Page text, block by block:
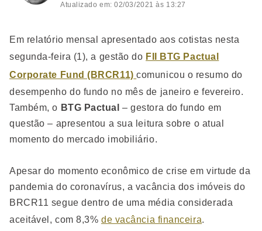
Atualizado em: 02/03/2021 às 13:27
Em relatório mensal apresentado aos cotistas nesta
segunda-feira (1), a gestão do FII BTG Pactual
Corporate Fund (BRCR11) comunicou o resumo do
desempenho do fundo no mês de janeiro e fevereiro.
Também, o BTG Pactual– gestora do fundo em
questão – apresentou a sua leitura sobre o atual
momento do mercado imobiliário.
Apesar do momento econômico de crise em virtude da
pandemia do coronavírus, a vacância dos imóveis do
BRCR11 segue dentro de uma média considerada
aceitável, com 8,3%de vacância financeira.